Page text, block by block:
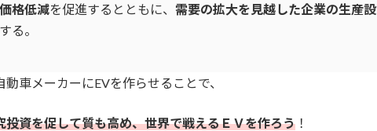
格低減を促進するとともに、 需要の拡大を見越した企業の生産設
する。
車メーカーにEVを作らせることで、
投資を促して質も高め、世界で戦えるＥＶを作ろう ！